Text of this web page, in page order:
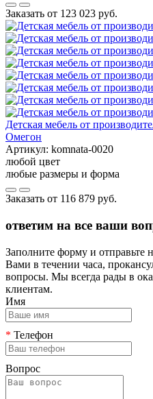
Заказать от 123 023 руб.
Детская мебель от
Омегон
Артикул: komnata-0020
любой цвет
любые размеры и форма
Заказать от 116 879 руб.
ответим на все ваши
Заполните форму и отправьте
Вами в течении часа,
вопросы. Мы всегда рады в
клиентам.
Имя
* Телефон
Вопрос